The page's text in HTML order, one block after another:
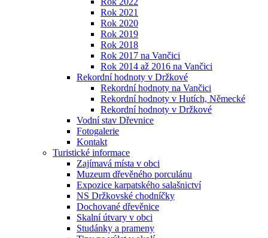
Rok 2021
Rok 2020
Rok 2019
Rok 2018
Rok 2017 na Vančici
Rok 2014 až 2016 na Vančici
Rekordní hodnoty v Držkové
Rekordní hodnoty na Vančici
Rekordní hodnoty v Hutích, Německé
Rekordní hodnoty v Držkové
Vodní stav Dřevnice
Fotogalerie
Kontakt
Turistické informace
Zajímavá místa v obci
Muzeum dřevěného porculánu
Expozice karpatského salašnictví
NS Držkovské chodníčky
Dochované dřevěnice
Skalní útvary v obci
Studánky a prameny